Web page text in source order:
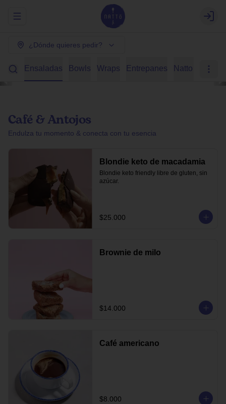
Abrir menu de navegación Login
¿Dónde quieres pedir?
Ensaladas Bowls Wraps Entrepanes Natto en casa
Café & Antojos
Endulza tu momento & conecta con tu esencia
Blondie keto de macadamia
Blondie keto friendly libre de gluten, sin
azúcar.
$25.000
Brownie de milo
$14.000
Café americano
$8.000